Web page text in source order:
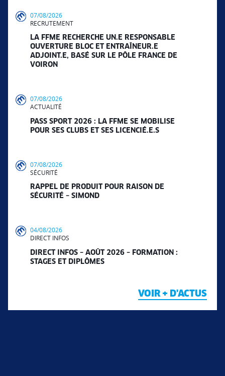
07/08/2026
RECRUTEMENT
LA FFME RECHERCHE UN.E RESPONSABLE
OUVERTURE BLOC ET ENTRAÎNEUR.E
ADJOINT.E, BASÉ SUR LE PÔLE FRANCE DE
VOIRON
07/08/2026
ACTUALITÉ
PASS SPORT 2026 : LA FFME SE MOBILISE
POUR SES CLUBS ET SES LICENCIÉ.E.S
07/08/2026
SÉCURITÉ
RAPPEL DE PRODUIT POUR RAISON DE
SÉCURITÉ – SIMOND
04/08/2026
DIRECT INFOS
DIRECT INFOS – AOÛT 2026 – FORMATION :
STAGES ET DIPLÔMES
VOIR + D'ACTUS